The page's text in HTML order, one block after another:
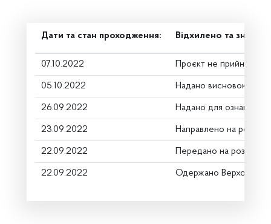
Дати та стан проходження: Відхилено та знято
07.10.2022 Проєкт не прийнято
05.10.2022 Надано висновок
26.09.2022 Надано для
23.09.2022 Направлено на
22.09.2022 Передано на розгляд
22.09.2022 Одержано Верховною